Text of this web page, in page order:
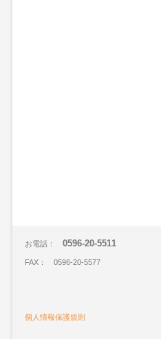
お電話：0596-20-5511
FAX： 0596-20-5577
個人情報保護規則